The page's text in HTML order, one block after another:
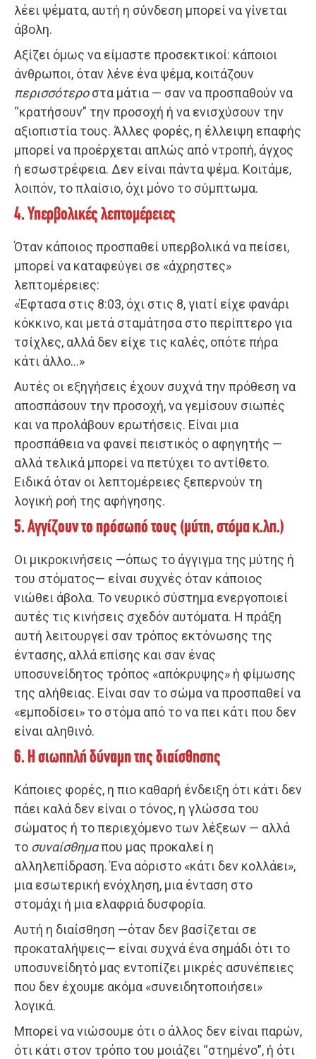
λέει ψέματα, αυτή η σύνδεση μπορεί να γίνεται
άβολη.
Αξίζει όμως να είμαστε προσεκτικοί: κάποιοι
άνθρωποι, όταν λένε ένα ψέμα, κοιτάζουν
περισσότεροστα μάτια — σαν να προσπαθούν να
“κρατήσουν” την προσοχή ή να ενισχύσουν την
αξιοπιστία τους. Άλλες φορές, η έλλειψη επαφής
μπορεί να προέρχεται απλώς από ντροπή, άγχος
ή εσωστρέφεια. Δεν είναι πάντα ψέμα. Κοιτάμε,
λοιπόν, το πλαίσιο, όχι μόνο το σύμπτωμα.
4. Υπερβολικές λεπτομέρειες
Όταν κάποιος προσπαθεί υπερβολικά να πείσει,
μπορεί να καταφεύγει σε «άχρηστες»
λεπτομέρειες:
«Έφτασα στις 8:03, όχι στις 8, γιατί είχε φανάρι
κόκκινο, και μετά σταμάτησα στο περίπτερο για
τσίχλες, αλλά δεν είχε τις καλές, οπότε πήρα
κάτι άλλο…»
Αυτές οι εξηγήσεις έχουν συχνά την πρόθεση να
αποσπάσουν την προσοχή, να γεμίσουν σιωπές
και να προλάβουν ερωτήσεις. Είναι μια
προσπάθεια να φανεί πειστικός ο αφηγητής —
αλλά τελικά μπορεί να πετύχει το αντίθετο.
Ειδικά όταν οι λεπτομέρειες ξεπερνούν τη
λογική ροή της αφήγησης.
5. Αγγίζουν το πρόσωπό τους (μύτη, στόμα κ.λπ.)
Οι μικροκινήσεις —όπως το άγγιγμα της μύτης ή
του στόματος— είναι συχνές όταν κάποιος
νιώθει άβολα. Το νευρικό σύστημα ενεργοποιεί
αυτές τις κινήσεις σχεδόν αυτόματα. Η πράξη
αυτή λειτουργεί σαν τρόπος εκτόνωσης της
έντασης, αλλά επίσης και σαν ένας
υποσυνείδητος τρόπος «απόκρυψης» ή φίμωσης
της αλήθειας. Είναι σαν το σώμα να προσπαθεί να
«εμποδίσει» το στόμα από το να πει κάτι που δεν
είναι αληθινό.
6. Η σιωπηλή δύναμη της διαίσθησης
Κάποιες φορές, η πιο καθαρή ένδειξη ότι κάτι δεν
πάει καλά δεν είναι ο τόνος, η γλώσσα του
σώματος ή το περιεχόμενο των λέξεων — αλλά
το συναίσθημαπου μας προκαλεί η
αλληλεπίδραση. Ένα αόριστο «κάτι δεν κολλάει»,
μια εσωτερική ενόχληση, μια ένταση στο
στομάχι ή μια ελαφριά δυσφορία.
Αυτή η διαίσθηση —όταν δεν βασίζεται σε
προκαταλήψεις— είναι συχνά ένα σημάδι ότι το
υποσυνείδητό μας εντοπίζει μικρές ασυνέπειες
που δεν έχουμε ακόμα «συνειδητοποιήσει»
λογικά.
Μπορεί να νιώσουμε ότι ο άλλος δεν είναι παρών,
ότι κάτι στον τρόπο του μοιάζει “στημένο”, ή ότι